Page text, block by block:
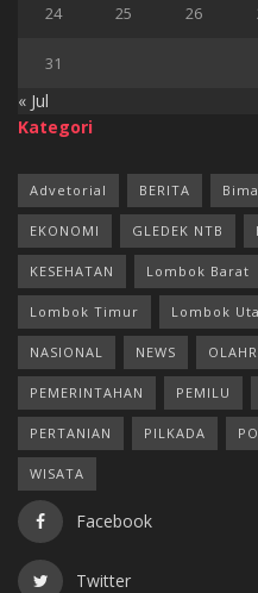
24 25 26
31
« Jul
Kategori
Advetorial BERITA Bima
EKONOMI GLEDEK NTB
KESEHATAN Lombok Barat
Lombok Timur Lombok
NASIONAL NEWS
PEMERINTAHAN PEMILU
PERTANIAN PILKADA
WISATA
Facebook
Twitter